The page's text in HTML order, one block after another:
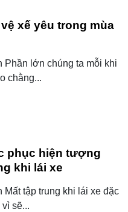
xế yêu trong mùa
Phần lớn chúng ta mỗi khi
chằng...
phục hiện tượng
khi lái xe
Mất tập trung khi lái xe đặc
sẽ...